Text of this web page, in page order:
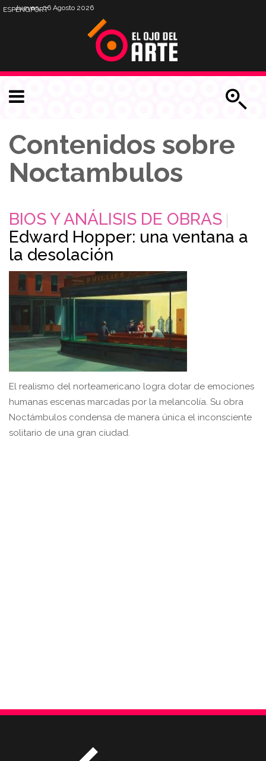
Jueves, 06 Agosto 2026
ESPENGPORT
Contenidos sobre
Noctambulos
BIOS Y ANÁLISIS DE OBRAS
Edward Hopper: una ventana a
la desolación
El realismo del norteamericano logra dotar de emociones
humanas escenas marcadas por la melancolía. Su obra
Noctámbulos condensa de manera única el inconsciente
solitario de una gran ciudad.